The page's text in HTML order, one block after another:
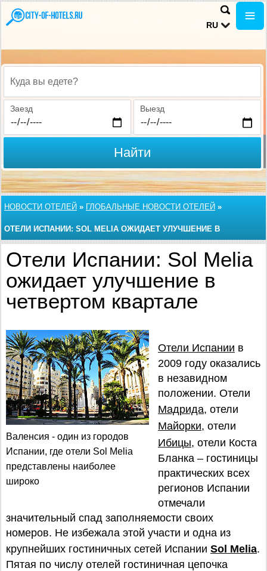
RU
Куда вы едете?
Заезд Выезд
Найти
НОВОСТИ ОТЕЛЕЙ » ГЛОБАЛЬНЫЕ НОВОСТИ ОТЕЛЕЙ »
ОТЕЛИ ИСПАНИИ: SOL MELIA ОЖИДАЕТ УЛУЧШЕНИЕ В
ЧЕТВЕРТОМ КВАРТАЛЕ
Отели Испании: Sol Melia
ожидает улучшение в
четвертом квартале
Валенсия - один из городов
Испании, где отели Sol Melia
представлены наиболее
широко
Отели Испании в
2009 году оказались
в незавидном
положении. Отели
Мадрида, отели
Майорки, отели
Ибицы, отели Коста
Бланка – гостиницы
практических всех
регионов Испании
отмечали
значительный спад заполняемости своих
номеров. Не избежала этой участи и одна из
крупнейших гостиничных сетей Испании Sol Melia.
Пятая по числу отелей гостиничная цепочка